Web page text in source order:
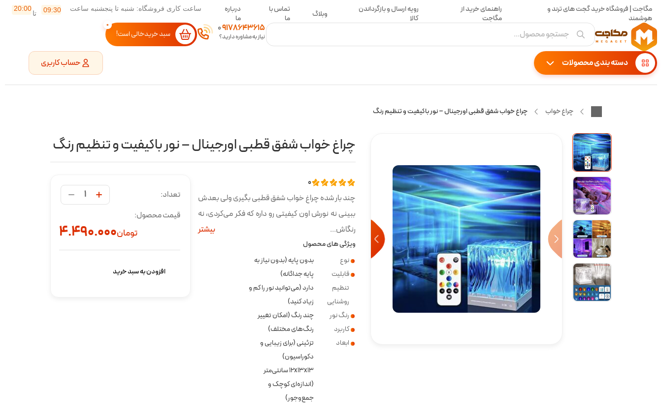
مگاجت | فروشگاه خرید گجت های ترند و
هوشمند
راهنمای خرید از
مگاجت
رویه ارسال و بازگرداندن
کالا
وبلاگ
تماس با
ما
درباره
ما
ساعت کاری فروشگاه: شنبه تا پنجشنبه ساعت 09:30 تا
20:00
جستجو محصول...
9178643615
0
نیاز به مشاوره دارید؟
0
سبد خریدخالی است!
دسته بندی محصولات حساب کاربری
چراغ خواب چراغ خواب شفق قطبی اورجینال – نور باکیفیت و تنظیم رنگ
چراغ خواب شفق قطبی اورجینال – نور باکیفیت و تنظیم رنگ
0
چند بار شده چراغ خواب شفق قطبی بگیری ولی بعدش
ببینی نه نورش اون کیفیتی رو داره که فکر می‌کردی، نه
رنگاش...
بیشتر
ویژگی های محصول
نوع
قابلیت
تنظیم
روشنایی
رنگ نور
کاربرد
ابعاد
بدون پایه (بدون نیاز به
پایه جداگانه)
دارد (می‌توانید نور را کم و
زیاد کنید)
چند رنگ (امکان تغییر
رنگ‌های مختلف)
تزئینی (برای زیبایی و
دکوراسیون)
۱۲x۱۳x۱۳ سانتی‌متر
(اندازه‌ای کوچک و
جمع‌وجور)
قیمت محصول:
تومان۴.۴۹۰.۰۰۰
تعداد:
افزودن به سبد خرید